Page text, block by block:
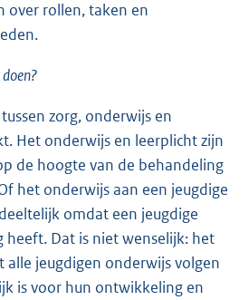
over rollen, taken en
zorg, onderwijs en
Het onderwijs en leerplicht zijn
de hoogte van de behandeling
het onderwijs aan een jeugdige
omdat een jeugdige
heeft. Dat is niet wenselijk: het
alle jeugdigen onderwijs volgen
is voor hun ontwikkeling en